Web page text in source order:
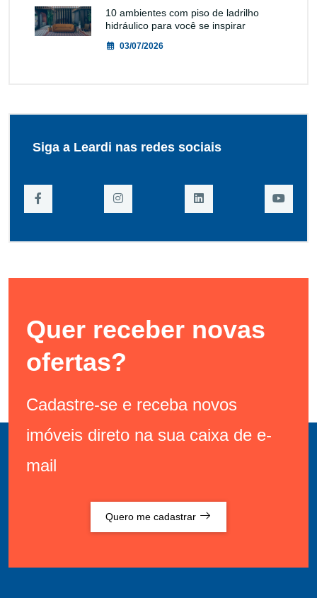
10 ambientes com piso de ladrilho
hidráulico para você se inspirar
03/07/2026
Siga a Leardi nas redes sociais
Quer receber novas
ofertas?
Cadastre-se e receba novos
imóveis direto na sua caixa de e-
mail
Quero me cadastrar